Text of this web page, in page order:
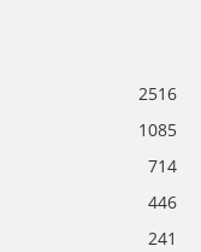
2516
1085
714
446
241